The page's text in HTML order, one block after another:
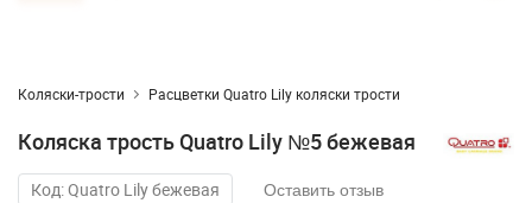
Коляски-трости Расцветки Quatro Lily коляски трости
Коляска трость Quatro Lily №5 бежевая
Код: Quatro Lily бежевая Оставить отзыв